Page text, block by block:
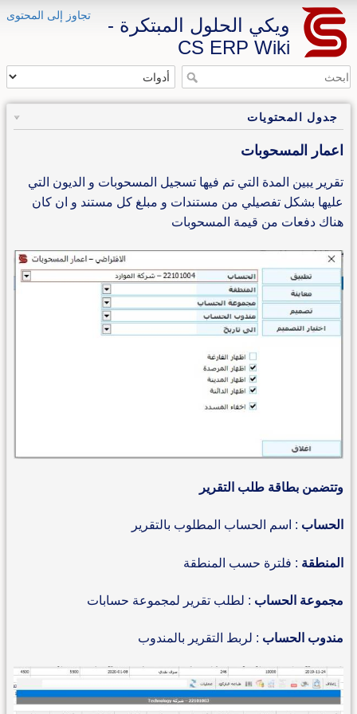
تجاوز إلى المحتوى
ويكي الحلول المبتكرة -
CS ERP Wiki
جدول المحتويات
اعمار المسحوبات
تقرير يبين المدة التي تم فيها تسجيل المسحوبات و الديون التي
عليها بشكل تفصيلي من مستندات و مبلغ كل مستند و ان كان
هناك دفعات من قيمة المسحوبات
وتتضمن بطاقة طلب التقرير
الحساب : اسم الحساب المطلوب بالتقرير
المنطقة : فلترة حسب المنطقة
مجموعة الحساب : لطلب تقرير لمجموعة حسابات
مندوب الحساب : لربط التقرير بالمندوب